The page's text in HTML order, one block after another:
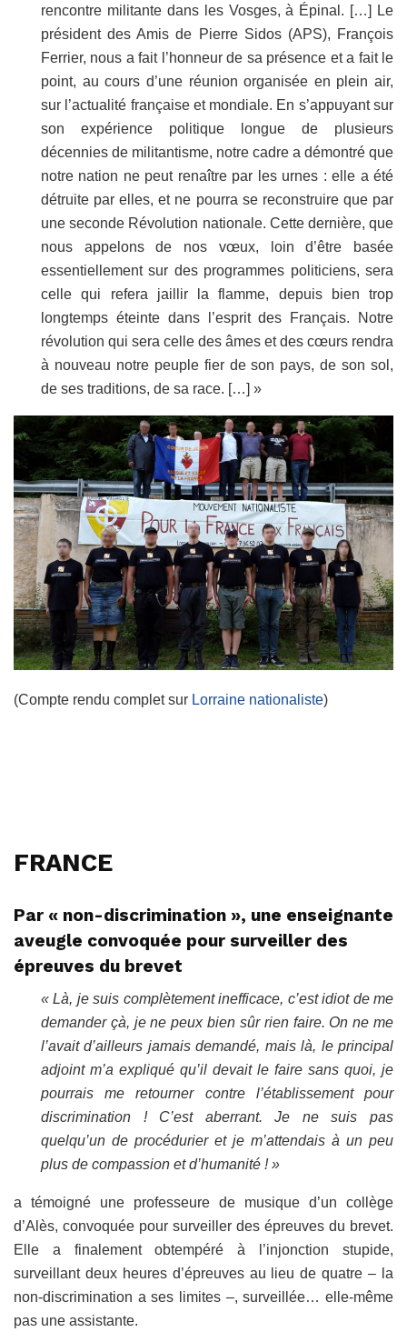
rencontre militante dans les Vosges, à Épinal. […] Le
président des Amis de Pierre Sidos (APS), François
Ferrier, nous a fait l’honneur de sa présence et a fait le
point, au cours d’une réunion organisée en plein air,
sur l’actualité française et mondiale. En s’appuyant sur
son expérience politique longue de plusieurs
décennies de militantisme, notre cadre a démontré que
notre nation ne peut renaître par les urnes : elle a été
détruite par elles, et ne pourra se reconstruire que par
une seconde Révolution nationale. Cette dernière, que
nous appelons de nos vœux, loin d’être basée
essentiellement sur des programmes politiciens, sera
celle qui refera jaillir la flamme, depuis bien trop
longtemps éteinte dans l’esprit des Français. Notre
révolution qui sera celle des âmes et des cœurs rendra
à nouveau notre peuple fier de son pays, de son sol,
de ses traditions, de sa race. […] »
(Compte rendu complet sur Lorraine nationaliste)
FRANCE
Par « non-discrimination », une enseignante
aveugle convoquée pour surveiller des
épreuves du brevet
« Là, je suis complètement inefficace, c’est idiot de me
demander çà, je ne peux bien sûr rien faire. On ne me
l’avait d’ailleurs jamais demandé, mais là, le principal
adjoint m’a expliqué qu’il devait le faire sans quoi, je
pourrais me retourner contre l’établissement pour
discrimination ! C’est aberrant. Je ne suis pas
quelqu’un de procédurier et je m’attendais à un peu
plus de compassion et d’humanité ! »
a témoigné une professeure de musique d’un collège
d’Alès, convoquée pour surveiller des épreuves du brevet.
Elle a finalement obtempéré à l’injonction stupide,
surveillant deux heures d’épreuves au lieu de quatre – la
non-discrimination a ses limites –, surveillée… elle-même
pas une assistante.